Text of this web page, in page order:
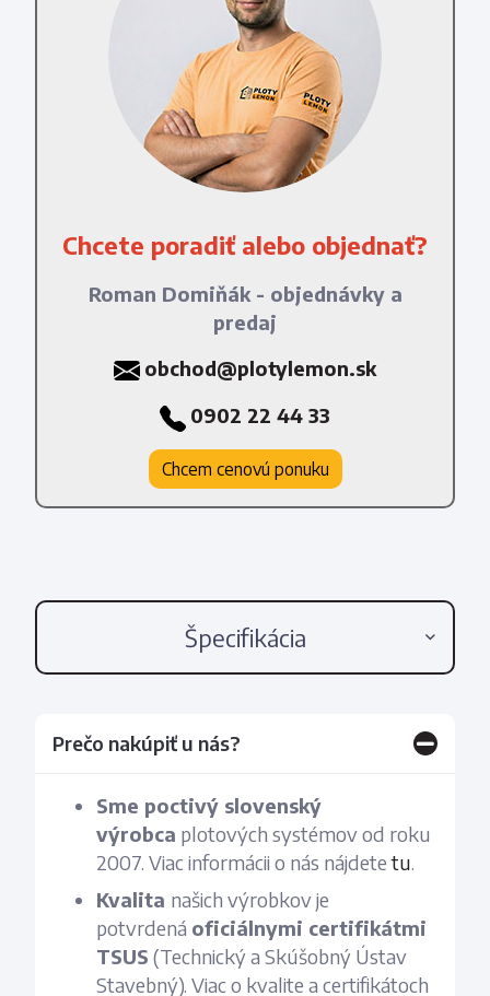
Chcete poradiť alebo objednať?
Roman Domiňák - objednávky a
predaj
obchod@plotylemon.sk
0902 22 44 33
Chcem cenovú ponuku
Špecifikácia
Prečo nakúpiť u nás?
Sme poctivý slovenský
výrobca plotových systémov od roku
2007. Viac informácii o nás nájdetetu
Kvalita našich výrobkov je
potvrdená oficiálnymi certifikátmi
TSUS (Technický a Skúšobný Ústav
Stavebný). Viac o kvalite a certifikátoch